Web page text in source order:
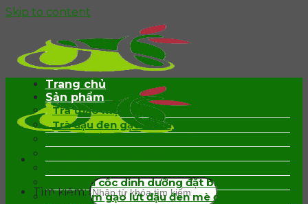
Skip to content
Tìm kiếm:
Trang chủ
Sản phẩm
Trà thảo mộc
Trà đậu đen gạo lứt rẫy
Bột ngũ cốc dinh dưỡng đặt biệt
Bột mầm gạo lứt đậu đen mè đen